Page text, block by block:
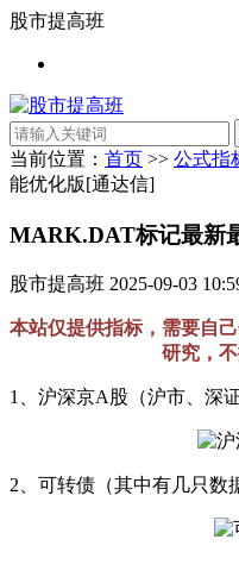
股市提高班
当前位置： 首页 >> 公式指
能优化版[通达信]
MARK.DAT标记最新
股市提高班 2025-09-03
本站仅提供指标，需要自
研究，不
1、沪深京A股（沪市、深
2、可转债（其中有几只数